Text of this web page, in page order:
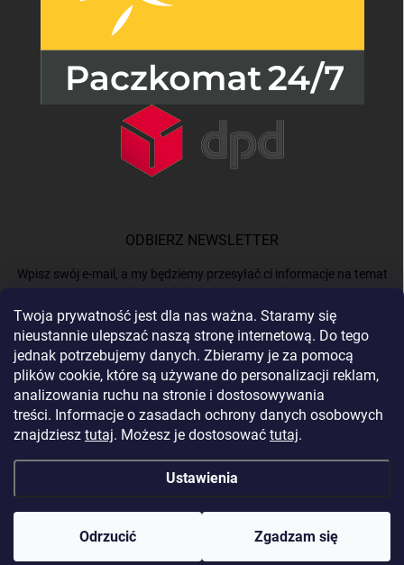
Twoja prywatność jest dla nas ważna. Staramy się
nieustannie ulepszać naszą stronę internetową. Do tego
jednak potrzebujemy danych. Zbieramy je za pomocą
plików cookie, które są używane do personalizacji reklam,
analizowania ruchu na stronie i dostosowywania
treści. Informacje o zasadach ochrony danych osobowych
znajdziesz tutaj. Możesz je dostosować tutaj.
Ustawienia
Odrzucić Zgadzam się
ODBIERZ NEWSLETTER
Wpisz swój e-mail, a my będziemy przesyłać ci informacje na temat
nowych produktów na naszym e-shop.
E-MAIL
Podając e-mail, akceptujeszpolitykę prywatności.
Zaloguj się
Opracował Shoptet
Copyright 2026BERGAM. Wszystkie prawa zastrzeżone.Edytuj ustawienia